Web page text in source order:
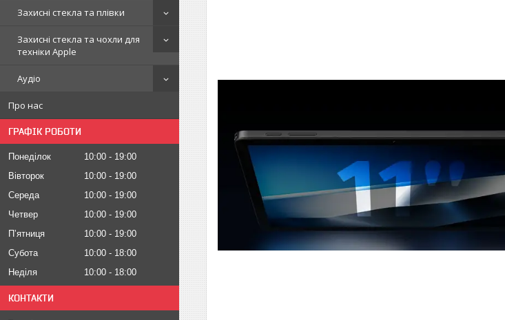
Захисні стекла та плівки
Захисні стекла та чохли для
техніки Apple
Аудіо
Про нас
ГРАФІК РОБОТИ
Понеділок 10:00
19:00
Вівторок
10:00
19:00
Середа
10:00
19:00
Четвер
10:00
19:00
Пʼятниця
10:00
19:00
Субота
10:00
18:00
Неділя
10:00 18:00
КОНТАКТИ